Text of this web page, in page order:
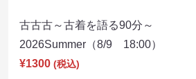
古古古～古着を語る90分～
2026Summer（8/9 18:00）
¥1300 (税込)